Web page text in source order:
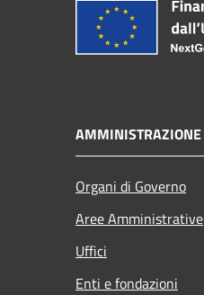
AMMINISTRAZIONE
Organi di Governo
Aree Amministrative
Uffici
Enti e fondazioni